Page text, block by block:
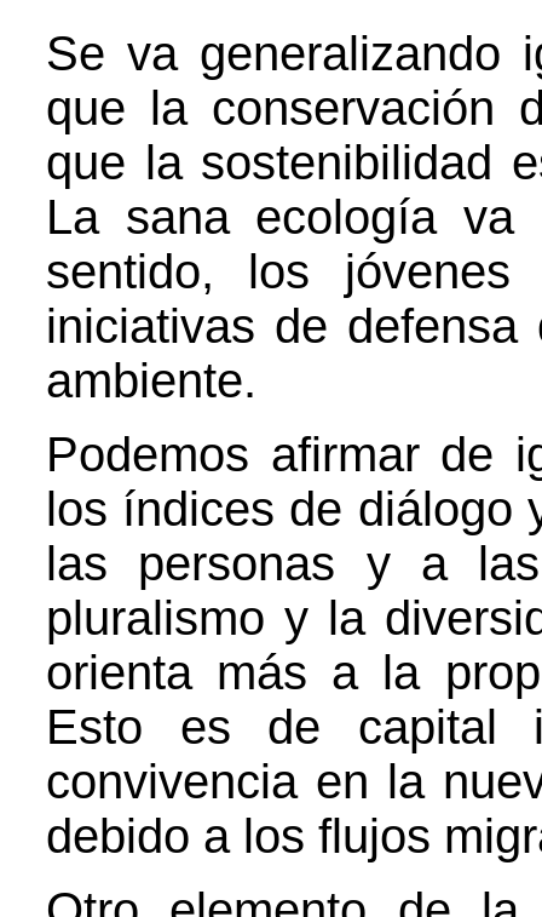
Se va generalizando
que la conservación
que la sostenibilidad
La sana ecología va
sentido, los
iniciativas de
ambiente.
Podemos afirmar de
los índices de diálogo
las personas y a
pluralismo y la
orienta más a la
Esto es de capital
convivencia en la
debido a los flujos